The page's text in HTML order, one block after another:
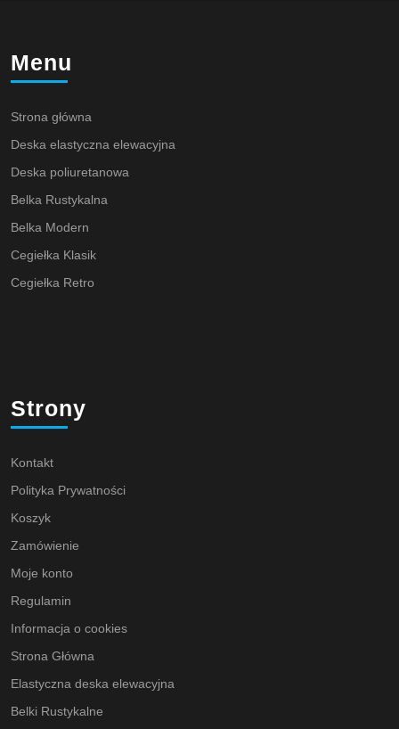
Menu
Strona główna
Deska elastyczna elewacyjna
Deska poliuretanowa
Belka Rustykalna
Belka Modern
Cegiełka Klasik
Cegiełka Retro
Strony
Kontakt
Polityka Prywatności
Koszyk
Zamówienie
Moje konto
Regulamin
Informacja o cookies
Strona Główna
Elastyczna deska elewacyjna
Belki Rustykalne